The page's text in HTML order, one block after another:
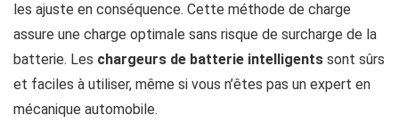
les ajuste en conséquence. Cette méthode de charge
assure une charge optimale sans risque de surcharge de la
batterie. Les chargeurs de batterie intelligents sont sûrs
et faciles à utiliser, même si vous n’êtes pas un expert en
mécanique automobile.